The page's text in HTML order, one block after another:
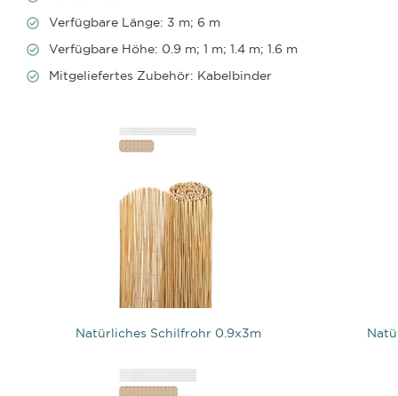
Verfügbare Länge: 3 m; 6 m
Verfügbare Höhe: 0.9 m; 1 m; 1.4 m; 1.6 m
Mitgeliefertes Zubehör: Kabelbinder
Natürliches Schilfrohr 0.9x3m